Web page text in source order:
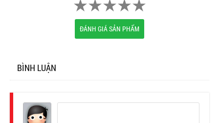
ĐÁNH GIÁ SẢN PHẨM
BÌNH LUẬN